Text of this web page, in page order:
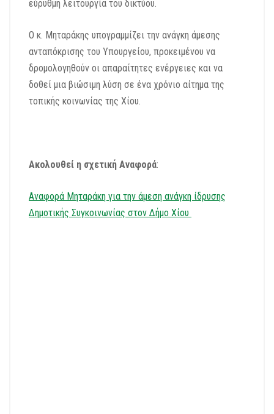
εύρυθμη λειτουργία του δικτύου.
Ο κ. Μηταράκης υπογραμμίζει την ανάγκη άμεσης
ανταπόκρισης του Υπουργείου, προκειμένου να
δρομολογηθούν οι απαραίτητες ενέργειες και να
δοθεί μια βιώσιμη λύση σε ένα χρόνιο αίτημα της
τοπικής κοινωνίας της Χίου.
Ακολουθεί η σχετική Αναφορά:
Αναφορά Μηταράκη για την άμεση ανάγκη ίδρυσης
Δημοτικής Συγκοινωνίας στον Δήμο Χίου